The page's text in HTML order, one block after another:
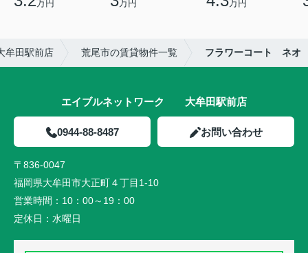
万円 万円 万円
牟田駅前店 荒尾市の賃貸物件一覧 フラワーコート ネオ
エイブルネットワーク 大牟田駅前店
0944-88-8487 お問い合わせ
〒836-0047
福岡県大牟田市大正町４丁目1-10
営業時間： 10：00～19：00
定休日： 水曜日